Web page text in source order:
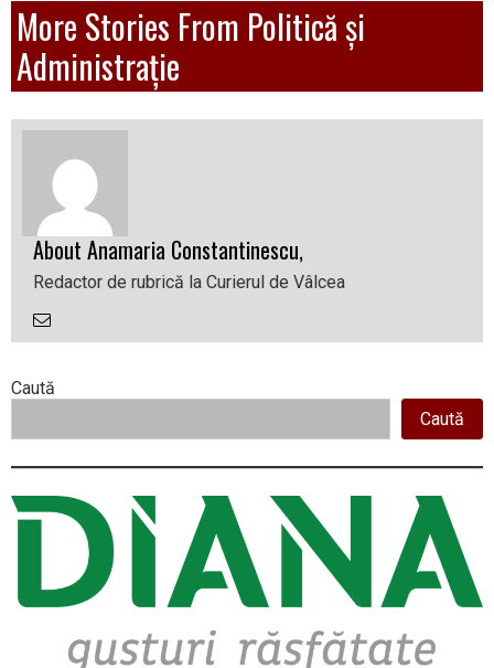
More Stories From Politică și
Administrație
About Anamaria Constantinescu,
Redactor de rubrică la Curierul de Vâlcea
Email
Right
Asides
Caută
Caută